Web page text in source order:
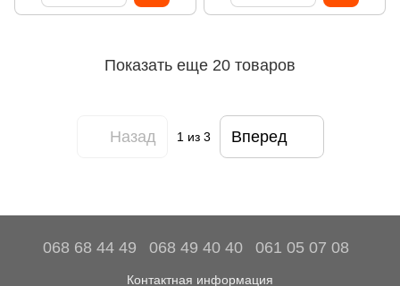
Показать еще 20 товаров
Назад 1из 3 Вперед
068 68 44 49 068 49 40 40 061 05 07 08
Контактная информация